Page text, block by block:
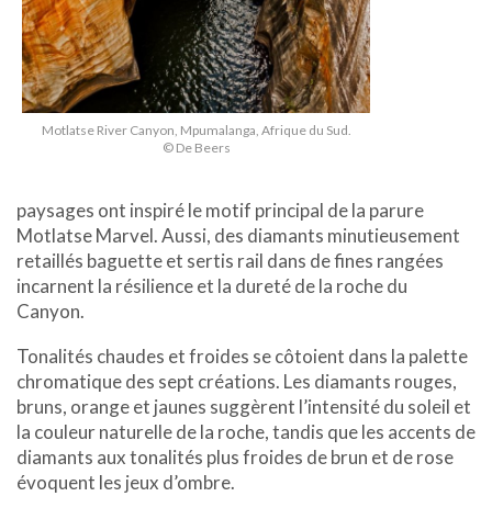
Motlatse River Canyon, Mpumalanga, Afrique du Sud.
© De Beers
paysages ont inspiré le motif principal de la parure
Motlatse Marvel. Aussi, des diamants minutieusement
retaillés baguette et sertis rail dans de fines rangées
incarnent la résilience et la dureté de la roche du
Canyon.
Tonalités chaudes et froides se côtoient dans la palette
chromatique des sept créations. Les diamants rouges,
bruns, orange et jaunes suggèrent l’intensité du soleil et
la couleur naturelle de la roche, tandis que les accents de
diamants aux tonalités plus froides de brun et de rose
évoquent les jeux d’ombre.